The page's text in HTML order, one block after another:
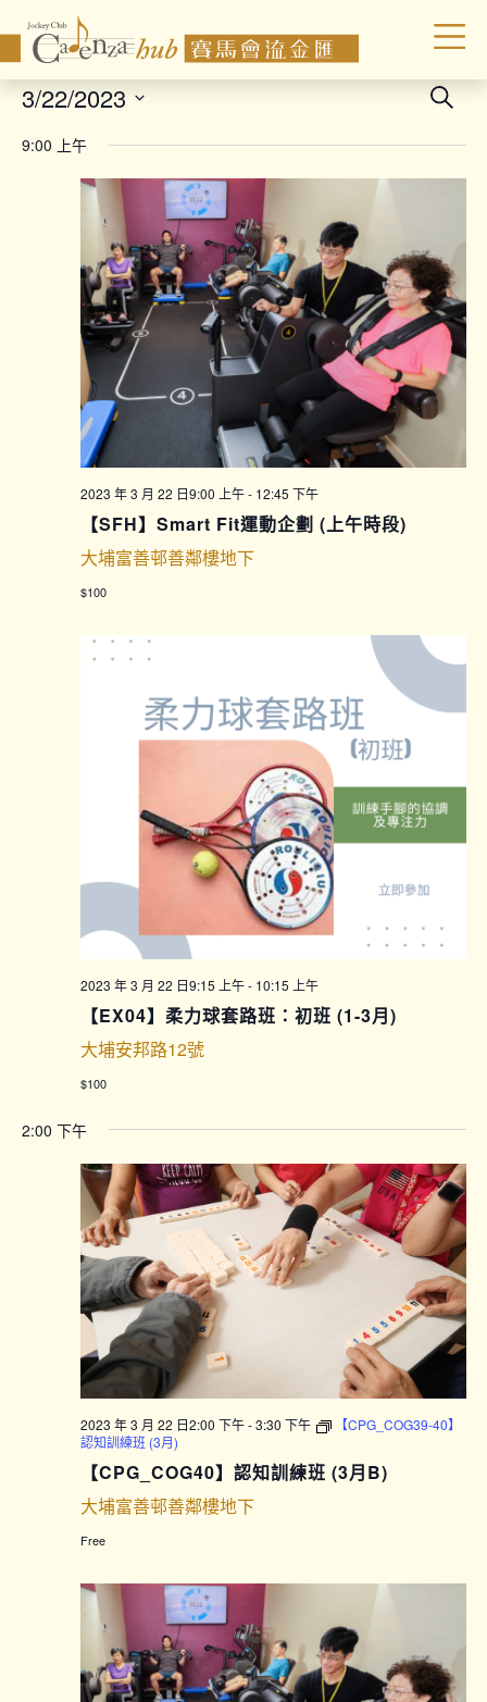
Search
3/22/2023
date.
9:00 上午
2023 年 3 月 22 日9:00 上午- 12:45 下午
【SFH】Smart Fit運動企劃 (上午時段)
大埔富善邨善鄰樓地下
$100
2023 年 3 月 22 日9:15 上午- 10:15 上午
【EX04】柔力球套路班：初班 (1-3月)
大埔安邦路12號
$100
2:00 下午
2023 年 3 月 22 日2:00 下午-3:30 下午
【CPG_COG39-40】
認知訓練班 (3月)
【CPG_COG40】認知訓練班 (3月B)
大埔富善邨善鄰樓地下
Free